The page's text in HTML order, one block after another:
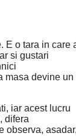
E o tara in care
si gustari
masa devine un
iar acest lucru
difera
observa, asadar,